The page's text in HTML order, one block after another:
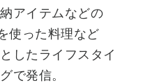
アイテムなどの
使った料理など
したライフスタイ
で発信。